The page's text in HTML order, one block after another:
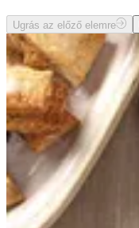
Ugrás az előző elemre